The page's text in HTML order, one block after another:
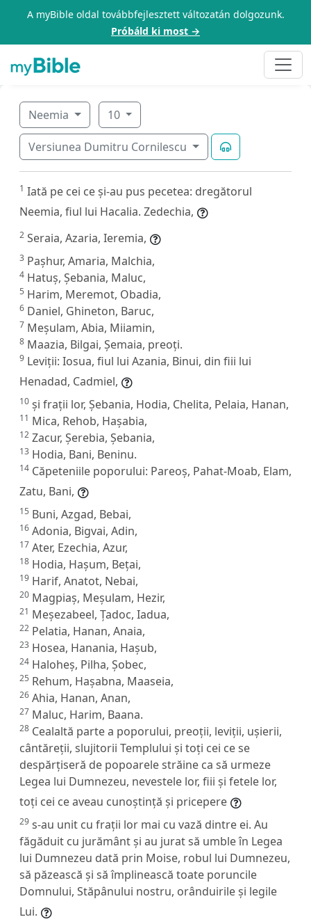
A myBible oldal továbbfejlesztett változatán dolgozunk.
Próbáld ki most →
Neemia 10
Versiunea Dumitru Cornilescu
1 Iată pe cei ce și-au pus pecetea: dregătorul
Neemia, fiul lui Hacalia. Zedechia,
2 Seraia, Azaria, Ieremia,
3 Pașhur, Amaria, Malchia,
4 Hatuș, Șebania, Maluc,
5 Harim, Meremot, Obadia,
6 Daniel, Ghineton, Baruc,
7 Meșulam, Abia, Miiamin,
8 Maazia, Bilgai, Șemaia, preoți.
9 Leviții: Iosua, fiul lui Azania, Binui, din fiii lui
Henadad, Cadmiel,
10 și frații lor, Șebania, Hodia, Chelita, Pelaia, Hanan,
11 Mica, Rehob, Hașabia,
12 Zacur, Șerebia, Șebania,
13 Hodia, Bani, Beninu.
14 Căpeteniile poporului: Pareoș, Pahat-Moab, Elam,
Zatu, Bani,
15 Buni, Azgad, Bebai,
16 Adonia, Bigvai, Adin,
17 Ater, Ezechia, Azur,
18 Hodia, Hașum, Bețai,
19 Harif, Anatot, Nebai,
20 Magpiaș, Meșulam, Hezir,
21 Meșezabeel, Țadoc, Iadua,
22 Pelatia, Hanan, Anaia,
23 Hosea, Hanania, Hașub,
24 Haloheș, Pilha, Șobec,
25 Rehum, Hașabna, Maaseia,
26 Ahia, Hanan, Anan,
27 Maluc, Harim, Baana.
28 Cealaltă parte a poporului, preoții, leviții, ușierii,
cântăreții, slujitorii Templului și toți cei ce se
despărțiseră de popoarele străine ca să urmeze
Legea lui Dumnezeu, nevestele lor, fiii și fetele lor,
toți cei ce aveau cunoștință și pricepere
29 s-au unit cu frații lor mai cu vază dintre ei. Au
făgăduit cu jurământ și au jurat să umble în Legea
lui Dumnezeu dată prin Moise, robul lui Dumnezeu,
să păzească și să împlinească toate poruncile
Domnului, Stăpânului nostru, orânduirile și legile
Lui.